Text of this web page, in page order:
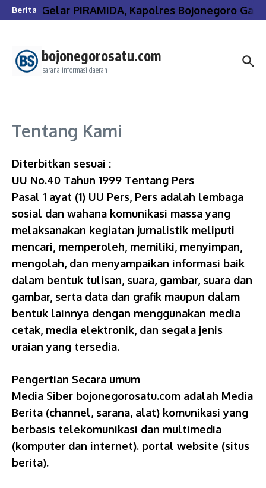
Lewati ke konten
Berita Gelar PIRAMIDA, Kapolres Bojonegoro
bojonegorosatu.com
sarana informasi daerah
Tentang Kami
Diterbitkan sesuai :
UU No.40 Tahun 1999 Tentang Pers
Pasal 1 ayat (1) UU Pers, Pers adalah lembaga
sosial dan wahana komunikasi massa yang
melaksanakan kegiatan jurnalistik meliputi
mencari, memperoleh, memiliki, menyimpan,
mengolah, dan menyampaikan informasi baik
dalam bentuk tulisan, suara, gambar, suara dan
gambar, serta data dan grafik maupun dalam
bentuk lainnya dengan menggunakan media
cetak, media elektronik, dan segala jenis
uraian yang tersedia.
Pengertian Secara umum
Media Siber bojonegorosatu.com adalah Media
Berita (channel, sarana, alat) komunikasi yang
berbasis telekomunikasi dan multimedia
(komputer dan internet). portal website (situs
berita).